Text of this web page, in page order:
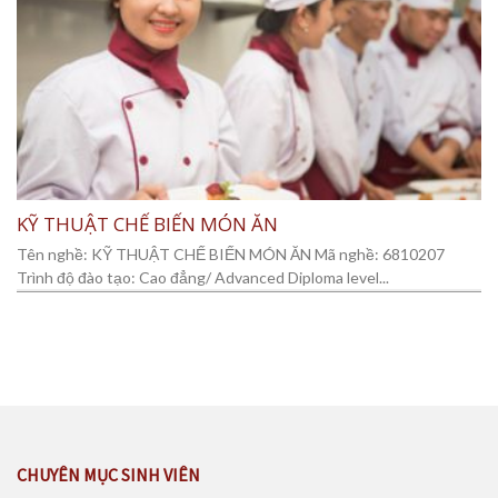
KỸ THUẬT CHẾ BIẾN MÓN ĂN
Tên nghề: KỸ THUẬT CHẾ BIẾN MÓN ĂN Mã nghề: 6810207
Trình độ đào tạo: Cao đẳng/ Advanced Diploma level...
CHUYÊN MỤC SINH VIÊN